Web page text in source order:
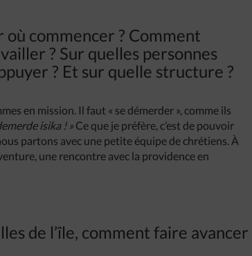
où commencer ? Comment
? Sur quelles personnes
? Et sur quelle structure ?
en mission. Il faut « se démerder », comme ils
isika ! » Ce que je préfère, c’est de pouvoir
partons avec une petite équipe de chrétiens. À
une rencontre avec la providence en
de l’île, comment faire avancer